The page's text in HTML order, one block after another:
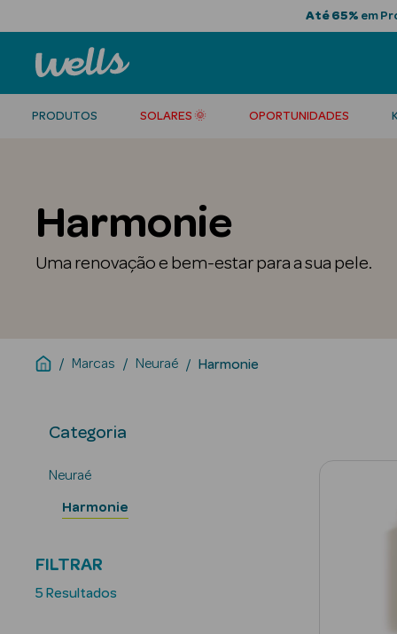
Até 65% em
PRODUTOS SOLARES 🌞 OPORTUNIDADES
Harmonie
Uma renovação e bem-estar para a sua pele.
Marcas Neuraé Harmonie
Categoria
Neuraé
Harmonie
FILTRAR
5 Resultados